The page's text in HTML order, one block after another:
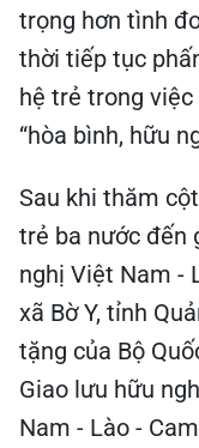
trọng hơn tình
thời tiếp tục
hệ trẻ trong
“hòa bình, hữu
Sau khi thăm
trẻ ba nước đến
nghị Việt Nam -
xã Bờ Y, tỉnh
tặng của Bộ
Giao lưu hữu
Nam - Lào -